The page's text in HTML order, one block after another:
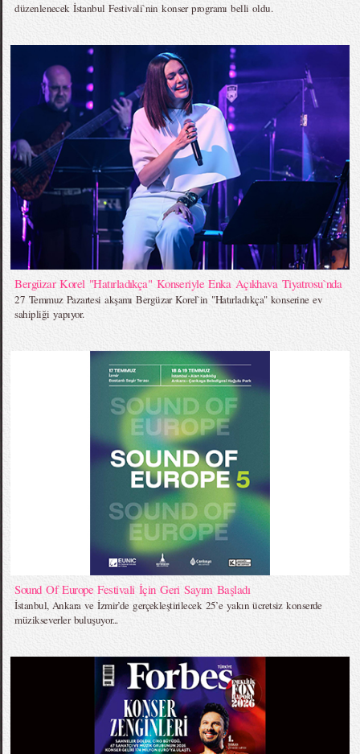
düzenlenecek İstanbul Festivali`nin konser programı belli oldu.
Bergüzar Korel "Hatırladıkça" Konseriyle Enka Açıkhava Tiyatrosu`nda
27 Temmuz Pazartesi akşamı Bergüzar Korel`in "Hatırladıkça" konserine ev
sahipliği yapıyor.
Sound Of Europe Festivali İçin Geri Sayım Başladı
İstanbul, Ankara ve İzmir’de gerçekleştirilecek 25’e yakın ücretsiz konserde
müzikseverler buluşuyor...